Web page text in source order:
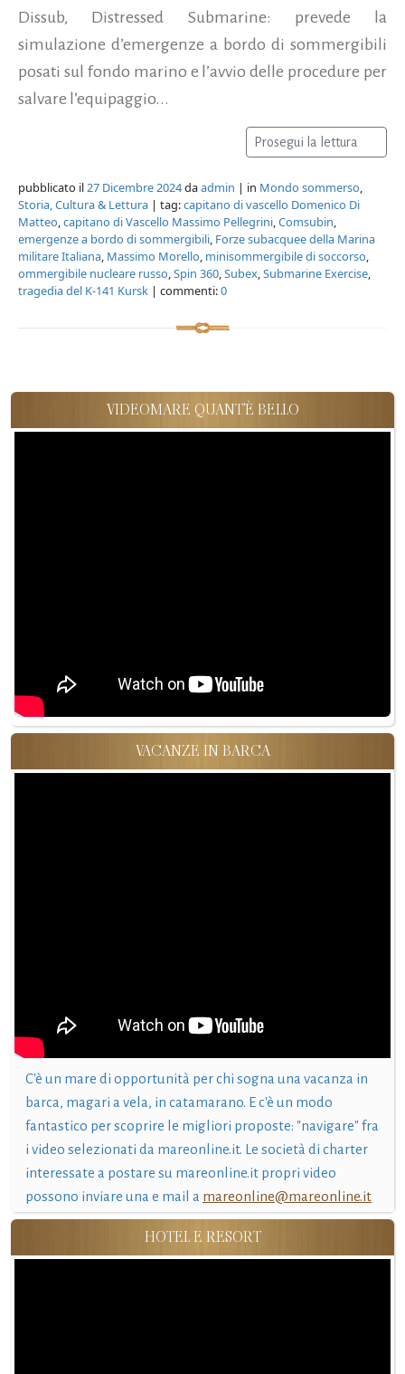
Dissub, Distressed Submarine: prevede la
simulazione d’emergenze a bordo di sommergibili
posati sul fondo marino e l’avvio delle procedure per
salvare l’equipaggio...
Prosegui la lettura
pubblicato il27 Dicembre 2024daadmin | in Mondo sommerso,
Storia, Cultura & Lettura | tag:capitano di vascello Domenico Di
Matteo,capitano di Vascello Massimo Pellegrini,Comsubin,
emergenze a bordo di sommergibili, Forze subacquee della Marina
militare Italiana, Massimo Morello, minisommergibile di soccorso,
ommergibile nucleare russo,Spin 360,Subex,Submarine Exercise,
tragedia del K-141 Kursk | commenti:0
VIDEOMARE QUANT'È BELLO
VACANZE IN BARCA
C'è un mare di opportunità per chi sogna una vacanza in
barca, magari a vela, in catamarano. E c'è un modo
fantastico per scoprire le migliori proposte: "navigare" fra
i video selezionati da mareonline.it. Le società di charter
interessate a postare su mareonline.it propri video
possono inviare una e mail a mareonline@mareonline.it
HOTEL E RESORT